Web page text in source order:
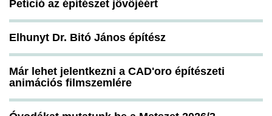
Petíció az építészet jövőjéért
Elhunyt Dr. Bitó János építész
Már lehet jelentkezni a CAD'oro építészeti
animációs filmszemlére